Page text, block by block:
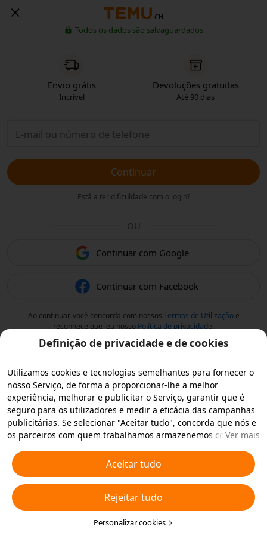
CH
Todos os dados são salvaguardados
Envio grátis
Incrível
Devoluções gratuitas
Até 90 dias
Continuar
Está a ter dificuldade com o login?
OU
Continuar com Google
Continuar com Facebook
Ao continuar, você concorda com nossos Termos de Utilizaçãoe
reconhece que leu nosso Política de privacidade.
Definição de privacidade e de cookies
Utilizamos cookies e tecnologias semelhantes para fornecer o
nosso Serviço, de forma a proporcionar-lhe a melhor
experiência, melhorar e publicitar o Serviço, garantir que é
seguro para os utilizadores e medir a eficácia das campanhas
publicitárias. Se selecionar "Aceitar tudo", concorda que nós e
os parceiros com quem trabalhamos armazenemos cookies e
publicitários. Também pode "Rejeitar todos" os cookies não
essenciais ou escolher os tipos de cookies que pretende
aceitar ou desativar clicando em "Personalizar cookies" abaixo
ou em qualquer altura nas suas definições de privacidade.
Para obter mais informações, consulte a nossaPolítica relativa
a Cookies e Tecnologias Semelhantes.
Ver mais
Aceitar tudo
Rejeitar tudo
Personalizar cookies